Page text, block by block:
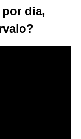
dia,